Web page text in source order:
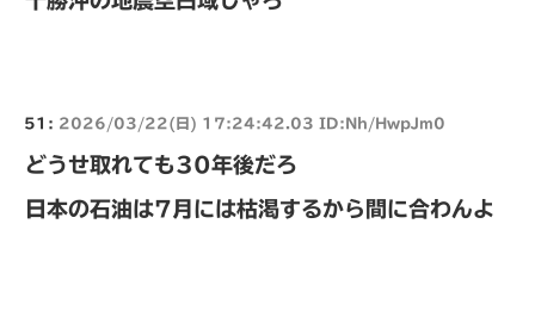
51: 2026/03/22(日) 17:24:42.03 ID:Nh/HwpJm0
どうせ取れても30年後だろ
日本の石油は7月には枯渇するから間に合わんよ